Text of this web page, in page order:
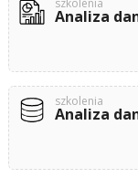
szkolenia
Analiza
szkolenia
Analiza